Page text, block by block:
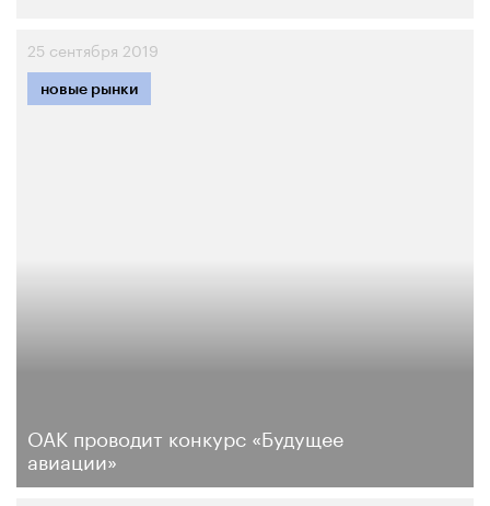
25 сентября 2019
ОАК проводит конкурс «Будущее
авиации»
новые рынки